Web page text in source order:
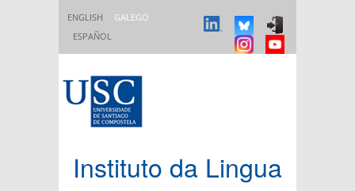
ENGLISH
GALEGO
ESPAÑOL
Instituto da Lingua